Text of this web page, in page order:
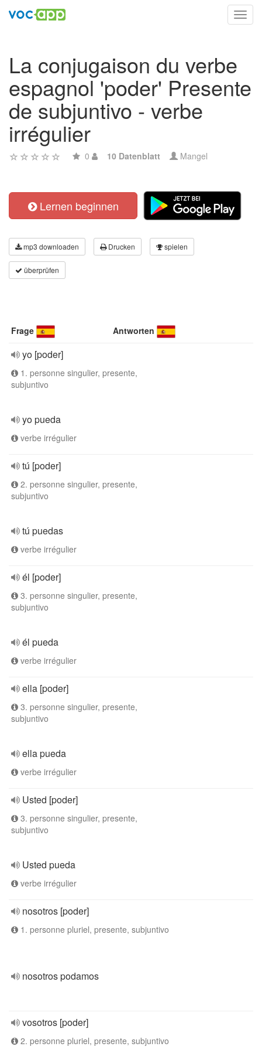
La conjugaison du verbe
espagnol 'poder' Presente
de subjuntivo - verbe
irrégulier
0 10 Datenblatt Mangel
Lernen beginnen
mp3 downloaden Drucken spielen
überprüfen
Frage Antworten
yo [poder]
1. personne singulier, presente,
subjuntivo
yo pueda
verbe irrégulier
tú [poder]
2. personne singulier, presente,
subjuntivo
tú puedas
verbe irrégulier
él [poder]
3. personne singulier, presente,
subjuntivo
él pueda
verbe irrégulier
ella [poder]
3. personne singulier, presente,
subjuntivo
ella pueda
verbe irrégulier
Usted [poder]
3. personne singulier, presente,
subjuntivo
Usted pueda
verbe irrégulier
nosotros [poder]
1. personne pluriel, presente, subjuntivo
nosotros podamos
vosotros [poder]
2. personne pluriel, presente, subjuntivo